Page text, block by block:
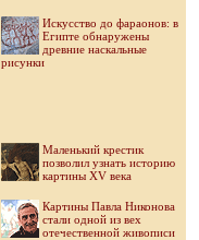
Искусство до фараонов: в
Египте обнаружены
древние наскальные
рисунки
Маленький крестик
позволил узнать историю
картины XV века
Картины Павла Никонова
стали одной из вех
отечественной живописи